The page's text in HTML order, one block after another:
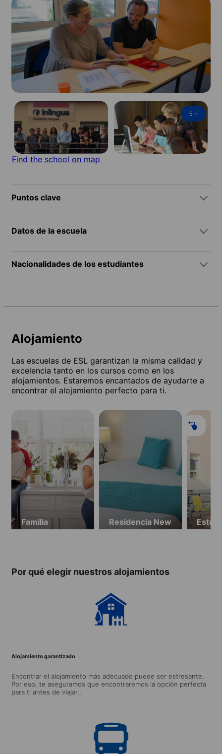
5 +
Find the school on map
Puntos clave
Datos de la escuela
Nacionalidades de los estudiantes
Alojamiento
Las escuelas de ESL garantizan la misma calidad y
excelencia tanto en los cursos como en los
alojamientos. Estaremos encantados de ayudarte a
encontrar el alojamiento perfecto para ti.
Familia
anfitriona
Residencia New
Rochelle
Por qué elegir nuestros alojamientos
Alojamiento garantizado
Encontrar el alojamiento más adecuado puede ser estresante.
Por eso, te aseguramos que encontraremos la opción perfecta
para ti antes de viajar..